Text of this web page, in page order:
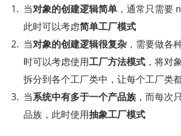
当对象的创建逻辑简单 ，通常只需要
此时可以考虑简单工厂模式
当对象的创建逻辑很复杂 ，需要做各
时可以考虑使用工厂方法模式 ，将对
拆分到各个工厂类中，让每个工厂类
当系统中有多于一个产品族 ，而每次
品族，此时使用抽象工厂模式